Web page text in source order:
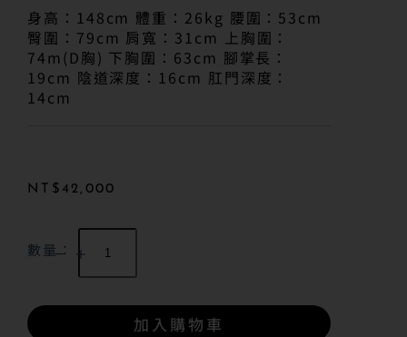
身高：148cm 體重：26kg 腰圍：53cm
臀圍：79cm 肩寬：31cm 上胸圍：
74m(D胸) 下胸圍：63cm 腳掌長：
19cm 陰道深度：16cm 肛門深度：
14cm
NT$ 42,000
數量：
加入購物車